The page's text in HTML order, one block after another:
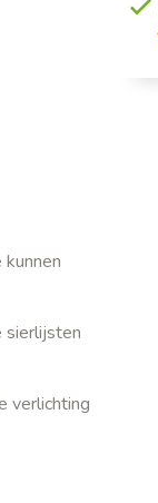
sierlijsten
verlichting